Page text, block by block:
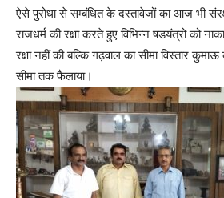
ऐसे पुरोधा से सम्बंधित के दस्तावेजों का आज भी
राजधर्म की रक्षा करते हुए विभिन्न षडयंत्रो को
रक्षा नहीं की बल्कि गढ़वाल का सीमा विस्तार
सीमा तक फैलाया।